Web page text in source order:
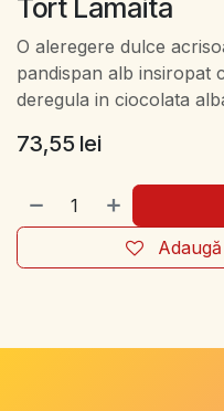
Tort Lamaita
O aleregere dulce
pandispan alb insiropat
deregula in ciocolata
73,55 lei